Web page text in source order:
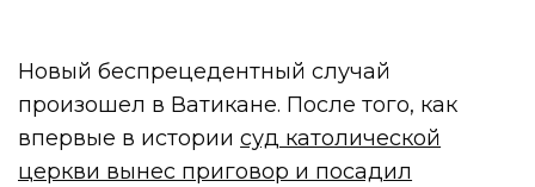
Новый беспрецедентный случай
произошел в Ватикане. После того, как
впервые в историисуд католической
церкви вынес приговор и посадил